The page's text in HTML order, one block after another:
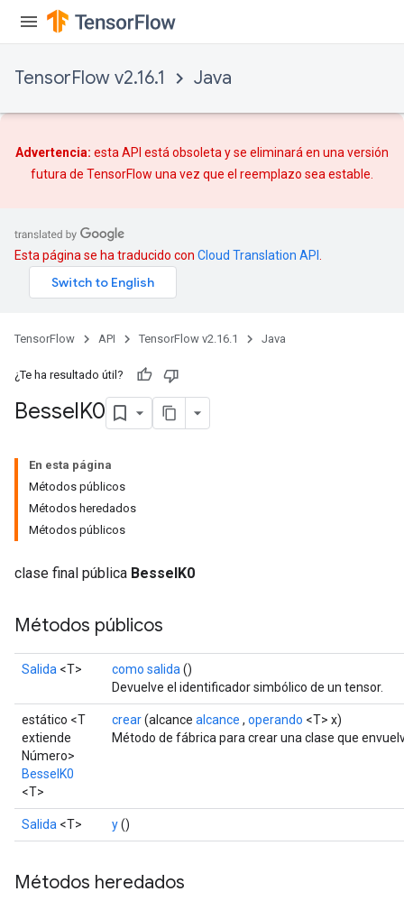
TensorFlow v2.16.1 Java
Advertencia: esta API está obsoleta y se eliminará en una versión
futura de TensorFlow una vez que el reemplazo sea estable.
Esta página se ha traducido con Cloud Translation API
TensorFlow API TensorFlow v2.16.1 Java
¿Te ha resultado útil?
BesselK0
En esta página
Métodos públicos
Métodos heredados
Métodos públicos
clase final pública BesselK0
Métodos públicos
Salida <T> como salida ()
Devuelve el identificador simbólico de un tensor.
estático <T
extiende
Número>
BesselK0
<T>
crear(alcance alcance , operando <T> x)
Método de fábrica para crear una clase que
Salida <T> y()
Métodos heredados